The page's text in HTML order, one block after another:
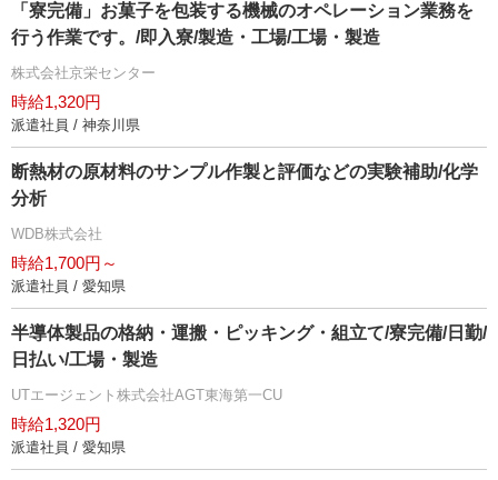
「寮完備」お菓子を包装する機械のオペレーション業務を
行う作業です。/即入寮/製造・工場/工場・製造
株式会社京栄センター
時給1,320円
派遣社員 / 神奈川県
断熱材の原材料のサンプル作製と評価などの実験補助/化学
分析
WDB株式会社
時給1,700円～
派遣社員 / 愛知県
半導体製品の格納・運搬・ピッキング・組立て/寮完備/日勤/
日払い/工場・製造
UTエージェント株式会社AGT東海第一CU
時給1,320円
派遣社員 / 愛知県